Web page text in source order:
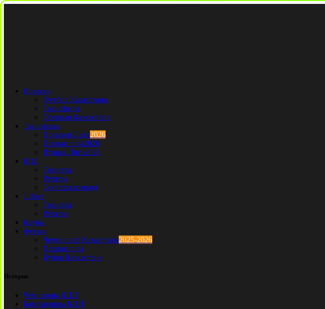
Новости
Футбол Казахстана
Трансферы
Сборная Казахстана
Трансферы
Премьер Лига2026
Первая лига2026
Вторая Лига2026
КПЛ
Тренеры
Рефери
Составы команд
1 Лига
Тренеры
Рефери
Клубы
Футзал
Чемпионат Казахстана2025-2026
Первая лига
Кубок Казахстана
История
Чемпионы КПЛ
Бомбардиры КПЛ